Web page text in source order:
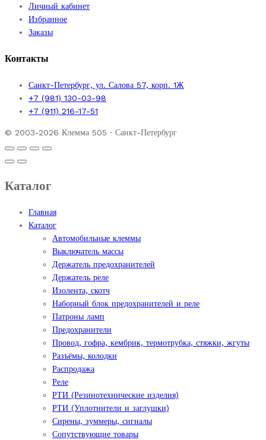
Личный кабинет
Избранное
Заказы
Контакты
Санкт-Петербург, ул. Салова 57, корп. 1Ж
+7 (981) 130-03-98
+7 (911) 216-17-51
© 2003-2026 Клемма 505 · Санкт-Петербург
Каталог
Главная
Каталог
Автомобильные клеммы
Выключатель массы
Держатель предохранителей
Держатель реле
Изолента, скотч
Наборный блок предохранителей и реле
Патроны ламп
Предохранители
Провод, гофра, кембрик, термотрубка, стяжки, жгуты
Разъёмы, колодки
Распродажа
Реле
РТИ (Резинотехнические изделия)
РТИ (Уплотнители и заглушки)
Сирены, зуммеры, сигналы
Сопутствующие товары